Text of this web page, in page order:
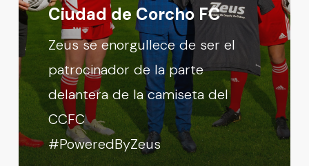
Ciudad de Corcho FC
Zeus se enorgullece de ser el
patrocinador de la parte
delantera de la camiseta del
CCFC
#PoweredByZeus